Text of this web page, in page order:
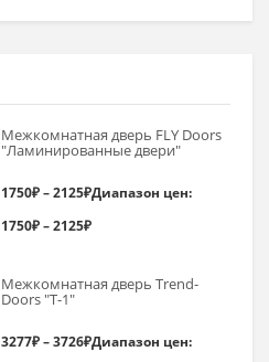
Межкомнатная дверь FLY Doors
"Ламинированные двери"
1750₽–2125₽Диапазон цен:
1750₽ – 2125₽
Межкомнатная дверь Trend-
Doоrs "Т-1"
3277₽–3726₽Диапазон цен: